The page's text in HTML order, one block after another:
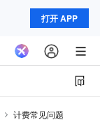
打开 APP
计费常见问题